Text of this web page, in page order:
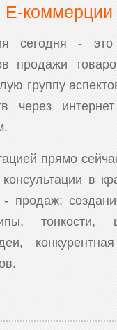
E-коммерции
сегодня -
продажи
группу
через
прямо
в
продаж:
тонкости,